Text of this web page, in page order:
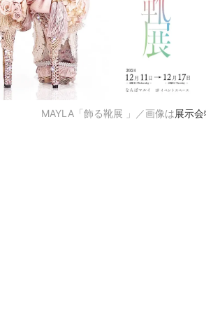
MAYLA「飾る靴展 」／画像は展示